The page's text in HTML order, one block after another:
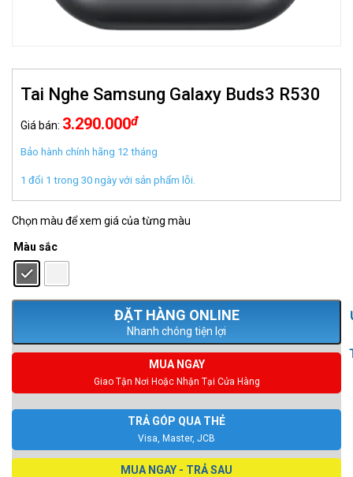
Tai Nghe Samsung Galaxy Buds3 R530
Giá bán: 3.290.000đ
Bảo hành chính hãng 12 tháng
1 đổi 1 trong 30 ngày với sản phẩm lỗi.
Chọn màu để xem giá của từng màu
Màu sắc
Nhanh chóng tiện lợi
MUA NGAY
Giao Tận Nơi Hoặc Nhận Tại Cửa Hàng
TRẢ GÓP QUA THẺ
Visa, Master, JCB
MUA NGAY - TRẢ SAU